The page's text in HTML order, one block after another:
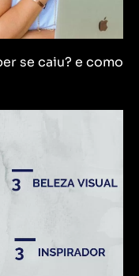
se caiu? e como